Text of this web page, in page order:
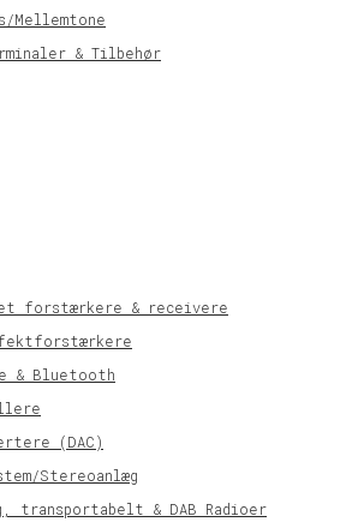
Mellemtone
& Tilbehør
forstærkere & receivere
& Bluetooth
(DAC)
Stereoanlæg
transportabelt & DAB Radioer